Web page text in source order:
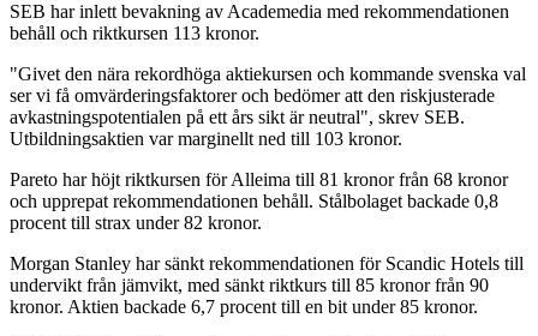
SEB har inlett bevakning av Academedia med rekommendationen
behåll och riktkursen 113 kronor.
"Givet den nära rekordhöga aktiekursen och kommande svenska val
ser vi få omvärderingsfaktorer och bedömer att den riskjusterade
avkastningspotentialen på ett års sikt är neutral", skrev SEB.
Utbildningsaktien var marginellt ned till 103 kronor.
Pareto har höjt riktkursen för Alleima till 81 kronor från 68 kronor
och upprepat rekommendationen behåll. Stålbolaget backade 0,8
procent till strax under 82 kronor.
Morgan Stanley har sänkt rekommendationen för Scandic Hotels till
undervikt från jämvikt, med sänkt riktkurs till 85 kronor från 90
kronor. Aktien backade 6,7 procent till en bit under 85 kronor.